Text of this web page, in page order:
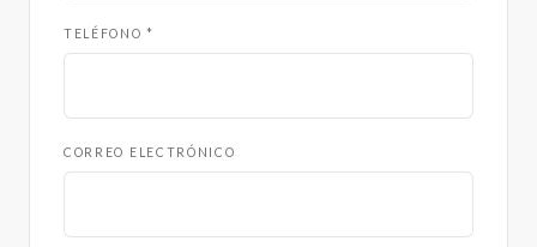
TELÉFONO *
CORREO ELECTRÓNICO